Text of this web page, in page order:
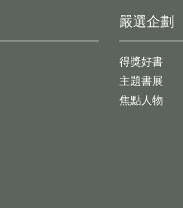
嚴選企劃
得獎好書
主題書展
焦點人物